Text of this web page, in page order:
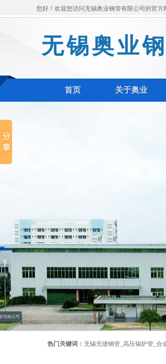
您好！欢迎您访问无锡奥业钢管有限公司的官方
无锡奥业
首页 关于奥业
热门关键词： 无锡无缝钢管 高压锅炉管 合